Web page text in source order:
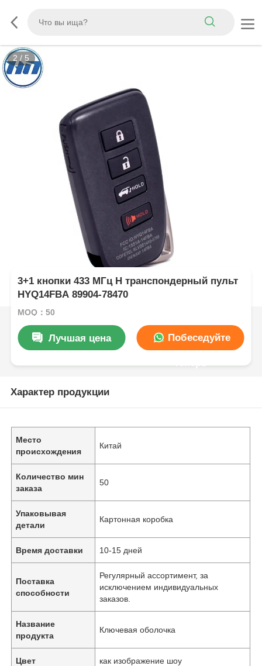
2 / 5
3+1 кнопки 433 МГц H транспондерный пульт
HYQ14FBA 89904-78470
MOQ：50
Лучшая цена Побеседуйте
Характер продукции
Место
происхождения
Китай
Количество мин
заказа
50
Упаковывая
детали
Картонная коробка
Время доставки 10-15 дней
Поставка
способности
Регулярный ассортимент, за
исключением индивидуальных
заказов.
Название
продукта
Ключевая оболочка
Цвет как изображение шоу